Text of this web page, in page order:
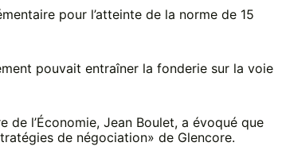
pour l’atteinte de la norme de 15
pouvait entraîner la fonderie sur la voie
de l’Économie, Jean Boulet, a évoqué que
de négociation» de Glencore.